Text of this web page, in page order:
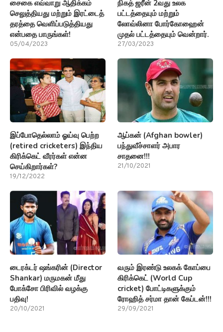
சைகை எவ்வாறு ஆதிக்கம்
செலுத்தியது மற்றும் இரட்டைத்
தரத்தை வெளிப்படுத்தியது
என்பதை பாருங்கள்!
05/04/2023
நிகத் ஜரீன் 2வது உலக
பட்டத்தையும் மற்றும்
லோவ்லினா போர்கோஹைன்
முதல் பட்டத்தையும் வென்றார்.
27/03/2023
இப்போதெல்லாம் ஓய்வு பெற்ற
(retired cricketers) இந்திய
கிரிக்கெட் வீரர்கள் என்ன
செய்கிறார்கள்?
19/12/2022
ஆப்கன் (Afghan bowler)
பந்துவீச்சாளர் அபார
சாதனை!!!
21/10/2021
டைரக்டர் ஷங்கரின் (Director
Shankar) மருமகன் மீது
போக்சோ பிரிவில் வழக்கு
பதிவு!
20/10/2021
வரும் இரண்டு உலகக் கோப்பை
கிரிக்கெட் (World Cup
cricket) போட்டிகளுக்கும்
ரோஹித் சர்மா தான் கேப்டன்!!!
29/09/2021